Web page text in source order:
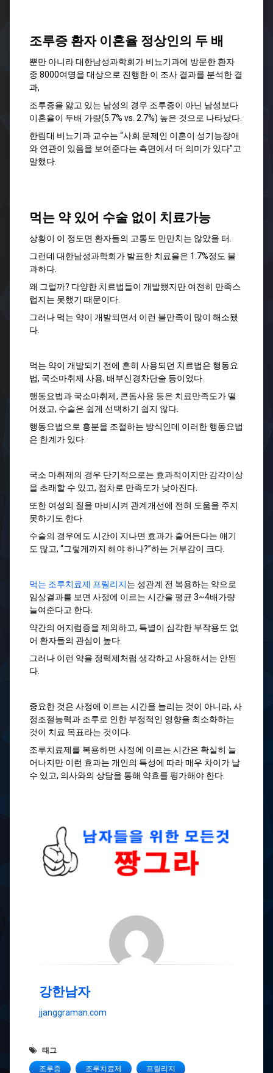
조루증 환자 이혼율 정상인의 두 배
뿐만 아니라 대한남성과학회가 비뇨기과에 방문한 환자
중 8000여명을 대상으로 진행한 이 조사 결과를 분석한 결
과,
조루증을 앓고 있는 남성의 경우 조루증이 아닌 남성보다
이혼율이 두배 가량(5.7% vs. 2.7%) 높은 것으로 나타났다.
한림대 비뇨기과 교수는 “사회 문제인 이혼이 성기능장애
와 연관이 있음을 보여준다는 측면에서 더 의미가 있다”고
말했다.
먹는 약 있어 수술 없이 치료가능
상황이 이 정도면 환자들의 고통도 만만치는 않았을 터.
그런데 대한남성과학회가 발표한 치료율은 1.7%정도 불
과하다.
왜 그럴까? 다양한 치료법들이 개발됐지만 여전히 만족스
럽지는 못했기 때문이다.
그러나 먹는 약이 개발되면서 이런 불만족이 많이 해소됐
다.
먹는 약이 개발되기 전에 흔히 사용되던 치료법은 행동요
법, 국소마취제 사용, 배부신경차단술 등이었다.
행동요법과 국소마취제, 콘돔사용 등은 치료만족도가 떨
어졌고, 수술은 쉽게 선택하기 쉽지 않다.
행동요법으로 흥분을 조절하는 방식인데 이러한 행동요법
은 한계가 있다.
국소 마취제의 경우 단기적으로는 효과적이지만 감각이상
을 초래할 수 있고, 점차로 만족도가 낮아진다.
또한 여성의 질을 마비시켜 관계개선에 전혀 도움을 주지
못하기도 한다.
수술의 경우에도 시간이 지나면 효과가 줄어든다는 얘기
도 많고, “그렇게까지 해야 하나?”하는 거부감이 크다.
먹는 조루치료제 프릴리지는 성관계 전 복용하는 약으로
임상결과를 보면 사정에 이르는 시간을 평균 3~4배가량
늘여준다고 한다.
약간의 어지럼증을 제외하고, 특별이 심각한 부작용도 없
어 환자들의 관심이 높다.
그러나 이런 약을 정력제처럼 생각하고 사용해서는 안된
다.
중요한 것은 사정에 이르는 시간을 늘리는 것이 아니라, 사
정조절능력과 조루로 인한 부정적인 영향을 최소화하는
것이 치료 목표라는 것이다.
조루치료제를 복용하면 사정에 이르는 시간은 확실히 늘
어나지만 이런 효과는 개인의 특성에 따라 매우 차이가 날
수 있고, 의사와의 상담을 통해 약효를 평가해야 한다.
강한남자
jjanggraman.com
태그
조루증 조루치료제 프릴리지